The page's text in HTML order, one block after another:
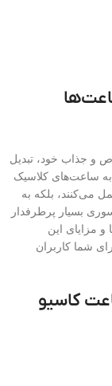
و جذاب خود، تبدیل
به ساعت‌های کلاسیک
می‌کنند، بلکه به
بسیار پرطرفدار
مزایای این
شما کاربران
کاسیو